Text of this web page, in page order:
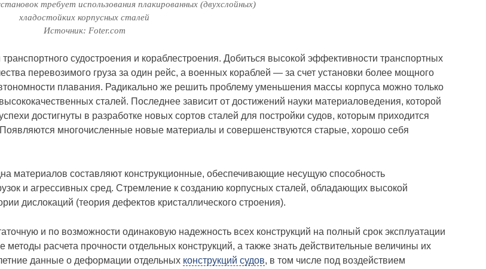
требует использования плакированных (двухслойных)
хладостойких корпусных сталей
Источник: Foter.com
судостроения и кораблестроения. Добиться высокой эффективности транспортных
перевозимого груза за один рейс, а военных кораблей — за счет установки более мощного
плавания. Радикально же решить проблему уменьшения массы корпуса можно только
сталей. Последнее зависит от достижений науки материаловедения, которой
достигнуты в разработке новых сортов сталей для постройки судов, которым приходится
Появляются многочисленные новые материалы и совершенствуются старые, хорошо себя
материалов составляют конструкционные, обеспечивающие несущую способность
и агрессивных сред. Стремление к созданию корпусных сталей, обладающих высокой
дислокаций (теория дефектов кристаллического строения).
и по возможности одинаковую надежность всех конструкций на полный срок эксплуатации
расчета прочности отдельных конструкций, а также знать действительные величины их
данные о деформации отдельных конструкций судов, в том числе под воздействием